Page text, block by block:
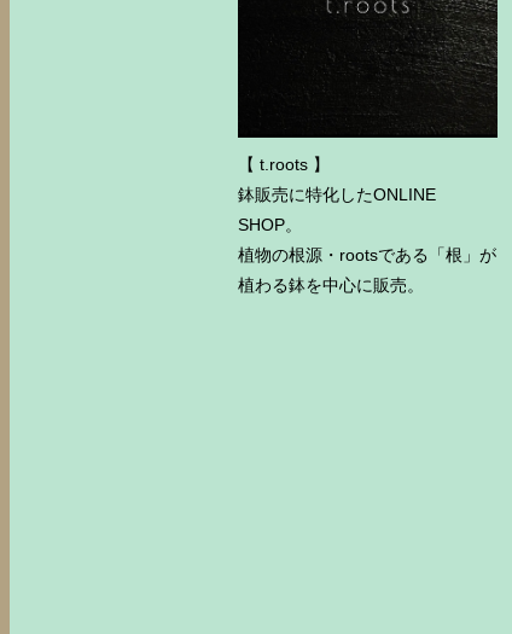
【 t.roots 】
鉢販売に特化したONLINE
SHOP。
植物の根源・rootsである「根」が
植わる鉢を中心に販売。